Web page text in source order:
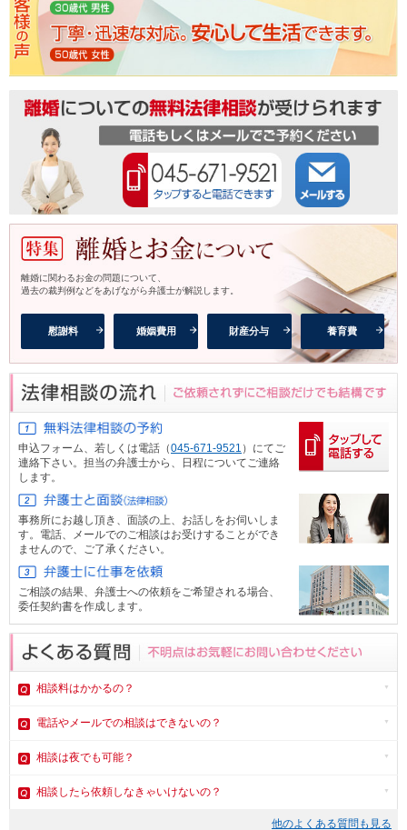
離婚に関わるお金の問題について、
過去の裁判例などをあげながら弁護士が解説します。
慰謝料 婚姻費用 財産分与 養育費
申込フォーム、 若しくは電話（045-671-9521 ）にてご
連絡下さい。担当の弁護士から、日程についてご連絡
します。
事務所にお越し頂き、面談の上、お話しをお伺いしま
す。電話、メールでのご相談はお受けすることができ
ませんので、ご了承ください。
ご相談の結果、弁護士への依頼をご希望される場合、
委任契約書を作成します。
相談料はかかるの？
電話やメールでの相談はできないの？
相談は夜でも可能？
相談したら依頼しなきゃいけないの？
他のよくある質問も見る